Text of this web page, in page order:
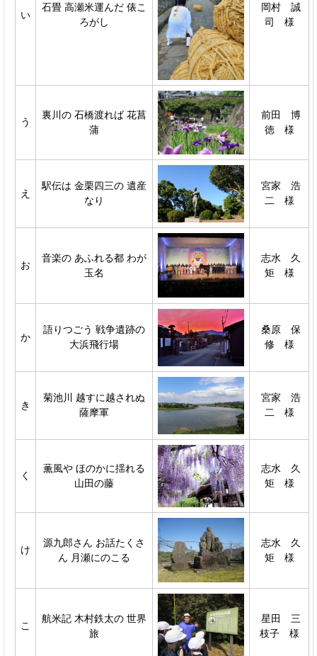
い
石畳 高瀬米運んだ 俵こ
ろがし
岡村 誠
司 様
う
裏川の 石橋渡れば 花菖
蒲
前田 博
徳 様
え
駅伝は 金栗四三の 遺産
なり
宮家 浩
二 様
お
音楽の あふれる都 わが
玉名
志水 久
矩 様
か
語りつごう 戦争遺跡の
大浜飛行場
桑原 保
修 様
き
菊池川 越すに越されぬ
薩摩軍
宮家 浩
二 様
く
薫風や ほのかに揺れる
山田の藤
志水 久
矩 様
け
源九郎さん お話たくさ
ん 月瀬にのこる
志水 久
矩 様
こ
航米記 木村鉄太の 世界
旅
星田 三
枝子 様